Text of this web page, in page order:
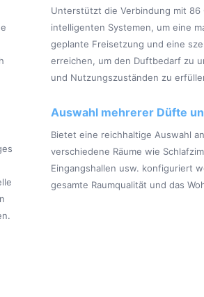
Unterstützt die Verbindung mit 86
intelligenten Systemen, um eine
geplante Freisetzung und eine
erreichen, um den Duftbedarf zu
und Nutzungszuständen zu
Auswahl mehrerer Düfte
Bietet eine reichhaltige Auswahl
verschiedene Räume wie
Eingangshallen usw. konfiguriert
gesamte Raumqualität und das